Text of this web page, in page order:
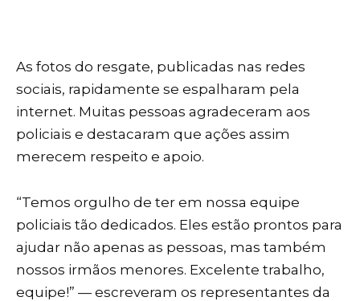
As fotos do resgate, publicadas nas redes
sociais, rapidamente se espalharam pela
internet. Muitas pessoas agradeceram aos
policiais e destacaram que ações assim
merecem respeito e apoio.
“Temos orgulho de ter em nossa equipe
policiais tão dedicados. Eles estão prontos para
ajudar não apenas as pessoas, mas também
nossos irmãos menores. Excelente trabalho,
equipe!” — escreveram os representantes da